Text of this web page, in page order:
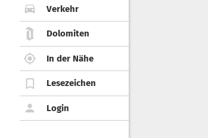
Verkehr
Dolomiten
In der Nähe
Lesezeichen
Login